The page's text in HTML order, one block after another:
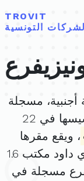
TROVIT
التونسية
مسجلة
. تم تأسيسها في 22
، ويقع مقرها
الرئيسي في المنطقة الصناعية سيدي داود مكتب 1.6
مسجلة في